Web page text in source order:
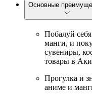
Основные
Побалуй
манги, и
сувениры,
товары в
Прогулка и
аниме и